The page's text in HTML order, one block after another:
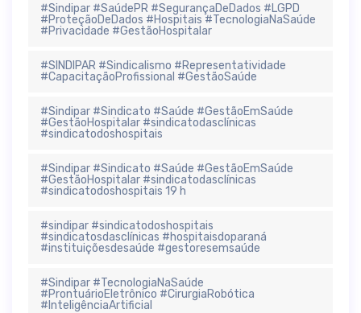
#Sindipar #SaúdePR #SegurançaDeDados #LGPD
#ProteçãoDeDados #Hospitais #TecnologiaNaSaúde
#Privacidade #GestãoHospitalar
#SINDIPAR #Sindicalismo #Representatividade
#CapacitaçãoProfissional #GestãoSaúde
#Sindipar #Sindicato #Saúde #GestãoEmSaúde
#GestãoHospitalar #sindicatodasclínicas
#sindicatodoshospitais
#Sindipar #Sindicato #Saúde #GestãoEmSaúde
#GestãoHospitalar #sindicatodasclínicas
#sindicatodoshospitais 19 h
#sindipar #sindicatodoshospitais
#sindicatosdasclínicas #hospitaisdoparaná
#instituiçõesdesaúde #gestoresemsaúde
#Sindipar #TecnologiaNaSaúde
#ProntuárioEletrônico #CirurgiaRobótica
#InteligênciaArtificial